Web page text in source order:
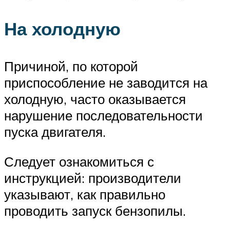
На холодную
Причиной, по которой
приспособление не заводится на
холодную, часто оказывается
нарушение последовательности
пуска двигателя.
Следует ознакомиться с
инструкцией: производители
указывают, как правильно
проводить запуск бензопилы.